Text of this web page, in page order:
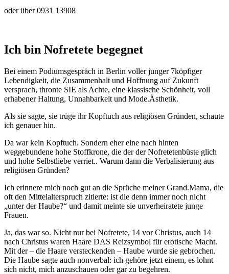
oder über 0931 13908
Ich bin Nofretete begegnet
Bei einem Podiumsgespräch in Berlin voller junger 7köpfiger
Lebendigkeit, die Zusammenhalt und Hoffnung auf Zukunft
versprach, thronte SIE als Achte, eine klassische Schönheit, voll
erhabener Haltung, Unnahbarkeit und Mode.Ästhetik.
Als sie sagte, sie trüge ihr Kopftuch aus religiösen Gründen, schaute
ich genauer hin.
Da war kein Kopftuch. Sondern eher eine nach hinten
weggebundene hohe Stoffkrone, die der der Nofretetenbüste glich
und hohe Selbstliebe verriet.. Warum dann die Verbalisierung aus
religiösen Gründen?
Ich erinnere mich noch gut an die Sprüche meiner Grand.Mama, die
oft den Mittelalterspruch zitierte: ist die denn immer noch nicht
„unter der Haube?“ und damit meinte sie unverheiratete junge
Frauen.
Ja, das war so. Nicht nur bei Nofretete, 14 vor Christus, auch 14
nach Christus waren Haare DAS Reizsymbol für erotische Macht.
Mit der – die Haare versteckenden – Haube wurde sie gebrochen.
Die Haube sagte auch nonverbal: ich gehöre jetzt einem, es lohnt
sich nicht, mich anzuschauen oder gar zu begehren.